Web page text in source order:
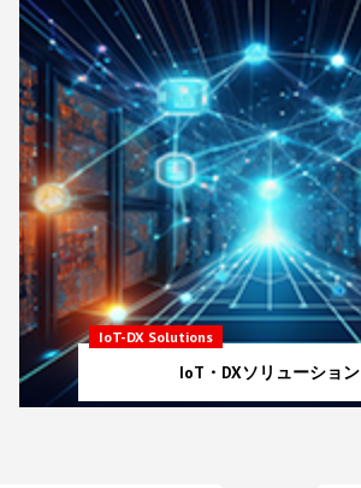
IoT-DX Solutions
IoT・DXソリューション